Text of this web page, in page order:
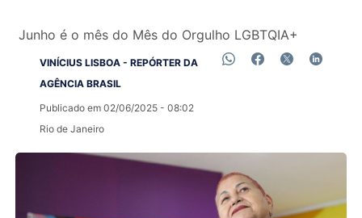
Junho é o mês do Mês do Orgulho LGBTQIA+
VINÍCIUS LISBOA - REPÓRTER DA
AGÊNCIA BRASIL
Publicado em 02/06/2025 - 08:02
Rio de Janeiro